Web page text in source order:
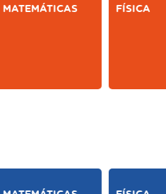
MATEMÁTICAS FÍSICA